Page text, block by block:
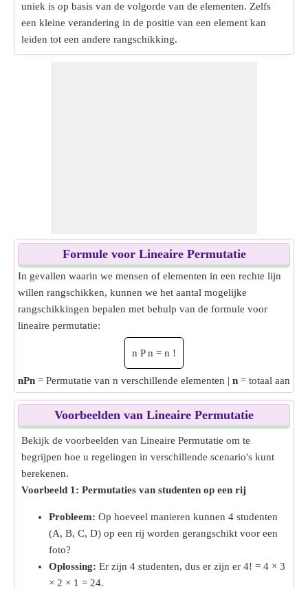
uniek is op basis van de volgorde van de elementen. Zelfs
een kleine verandering in de positie van een element kan
leiden tot een andere rangschikking.
Formule voor Lineaire Permutatie
In gevallen waarin we mensen of elementen in een rechte lijn
willen rangschikken, kunnen we het aantal mogelijke
rangschikkingen bepalen met behulp van de formule voor
lineaire permutatie:
n P n = n !
nPn = Permutatie van n verschillende elementen | n = totaal aantal
Voorbeelden van Lineaire Permutatie
Bekijk de voorbeelden van Lineaire Permutatie om te
begrijpen hoe u regelingen in verschillende scenario's kunt
berekenen.
Voorbeeld 1: Permutaties van studenten op een rij
Probleem: Op hoeveel manieren kunnen 4 studenten
(A, B, C, D) op een rij worden gerangschikt voor een
foto?
Oplossing: Er zijn 4 studenten, dus er zijn er 4! = 4 × 3
× 2 × 1 = 24.